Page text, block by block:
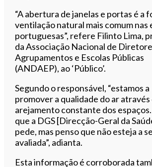
“A abertura de janelas e portas é a
ventilação natural mais comum nas
portuguesas”, refere Filinto Lima,
da Associação Nacional de
Agrupamentos e Escolas Públicas
(ANDAEP), ao ‘Público’.
Segundo o responsável, “estamos a
promover a qualidade do ar através
arejamento constante dos espaços.
que a DGS [Direcção-Geral da
pede, mas penso que não esteja a
avaliada”, adianta.
Esta informação é corroborada